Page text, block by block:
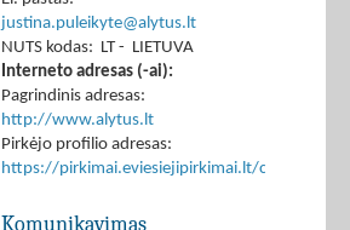
justina.puleikyte@alytus.lt
NUTS kodas: LT - LIETUVA
Interneto adresas (-ai):
Pagrindinis adresas:
http://www.alytus.lt
Pirkėjo profilio adresas:
https://pirkimai.eviesiejipirkimai.lt/ctm/
Komunikavimas